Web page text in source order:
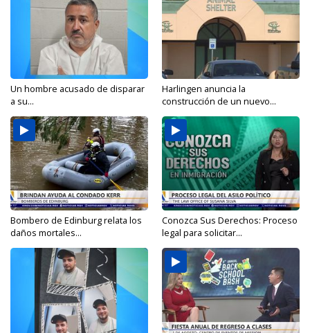
Un hombre acusado de disparar
a su...
Harlingen anuncia la
construcción de un nuevo...
Bombero de Edinburg relata los
daños mortales...
Conozca Sus Derechos: Proceso
legal para solicitar...